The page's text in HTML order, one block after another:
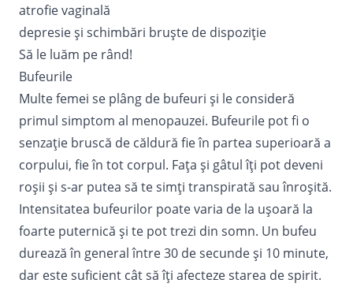
atrofie vaginală
depresie și schimbări bruște de dispoziție
Să le luăm pe rând!
Bufeurile
Multe femei se plâng de bufeuri și le consideră
primul simptom al menopauzei. Bufeurile pot fi o
senzație bruscă de căldură fie în partea superioară a
corpului, fie în tot corpul. Fața și gâtul îți pot deveni
roșii și s-ar putea să te simți transpirată sau înroșită.
Intensitatea bufeurilor poate varia de la ușoară la
foarte puternică și te pot trezi din somn. Un bufeu
durează în general între 30 de secunde și 10 minute,
dar este suficient cât să îți afecteze starea de spirit.